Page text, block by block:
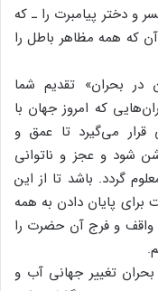
و دختر پیامبرت را ـ که
که همه مظاهر باطل را
در بحران» تقدیم شما
که امروز جهان با
می‌گیرد تا عمق و
شود و عجز و ناتوانی
گردد. باشد تا از این
پایان دادن به همه
واقف و فرج آن حضرت را
تغییر جهانی آب و